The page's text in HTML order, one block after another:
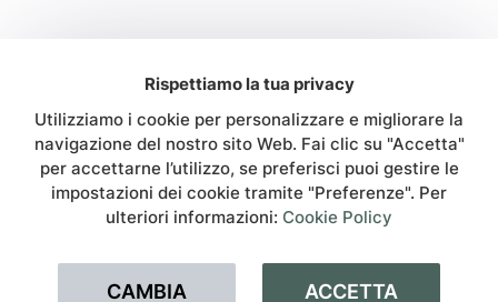
SOLARYS I.S. SRL
Via Don Luigi Sturzo, 14
P.Iva 02326770514
Privacy Policy
Rispettiamo la tua privacy
Utilizziamo i cookie per personalizzare e migliorare la
navigazione del nostro sito Web. Fai clic su "Accetta"
per accettarne l’utilizzo, se preferisci puoi gestire le
impostazioni dei cookie tramite "Preferenze". Per
ulteriori informazioni: Cookie Policy
CAMBIA ACCETTA